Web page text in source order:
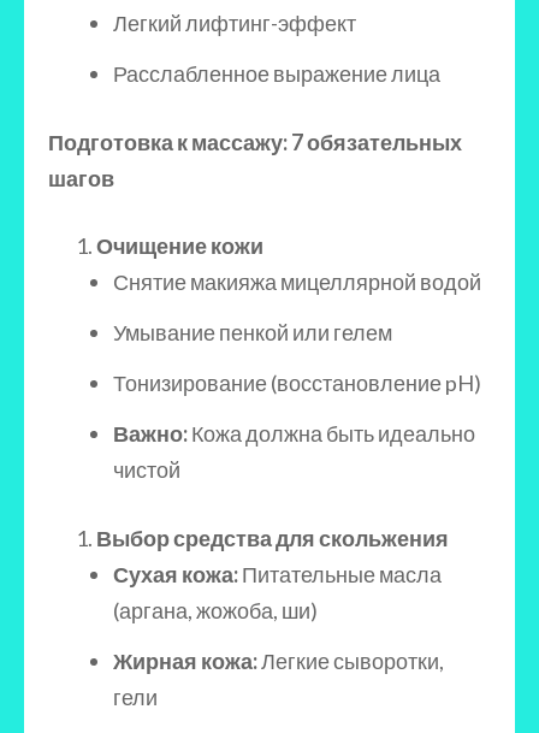
Легкий лифтинг-эффект
Расслабленное выражение лица
Подготовка к массажу: 7 обязательных
шагов
Очищение кожи
Снятие макияжа мицеллярной водой
Умывание пенкой или гелем
Тонизирование (восстановление pH)
Важно:Кожа должна быть идеально
чистой
Выбор средства для скольжения
Сухая кожа:Питательные масла
(аргана, жожоба, ши)
Жирная кожа:Легкие сыворотки,
гели